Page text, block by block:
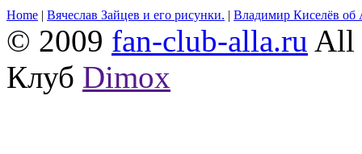
Home | Вячеслав Зайцев и его рисунки. | Владимир Киселёв об
© 2009 fan-club-alla.ru All
Клуб Dimox